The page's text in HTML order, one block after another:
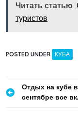
Читать статью
туристов
POSTED UNDER КУБА
Навигация
Отдых на кубе в
сентябре все